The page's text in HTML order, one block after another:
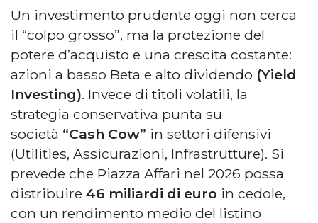
Un investimento prudente oggi non cerca
il “colpo grosso”, ma la protezione del
potere d’acquisto e una crescita costante:
azioni a basso Beta e alto dividendo (Yield
Investing). Invece di titoli volatili, la
strategia conservativa punta su
società “Cash Cow” in settori difensivi
(Utilities, Assicurazioni, Infrastrutture). Si
prevede che Piazza Affari nel 2026 possa
distribuire 46 miliardi di euro in cedole,
con un rendimento medio del listino